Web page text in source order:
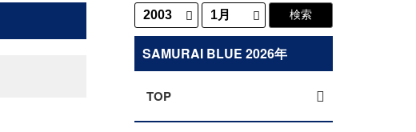
SAMURAI BLUE 2026年
TOP